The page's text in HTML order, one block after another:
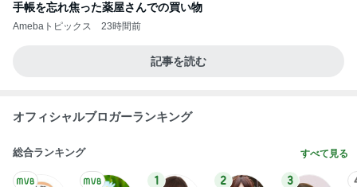
手帳を忘れ焦った薬屋さんでの買い物
Amebaトピックス 23時間前
記事を読む
オフィシャルブロガーランキング
総合ランキング すべて見る
1 2 3